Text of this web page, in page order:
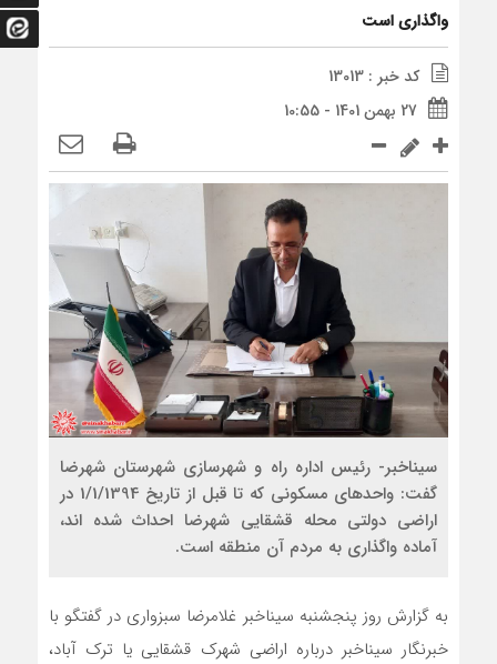
واگذاری است
کد خبر : 13013
27 بهمن 1401 - 10:55
سیناخبر- رئیس اداره راه و شهرسازی شهرستان شهرضا
گفت: واحدهای مسکونی که تا قبل از تاریخ 1/1/1394 در
اراضی دولتی محله قشقایی شهرضا احداث شده اند،
آماده واگذاری به مردم آن منطقه است.
به گزارش روز پنجشنبه سیناخبر غلامرضا سبزواری در گفتگو با
خبرنگار سیناخبر درباره اراضی شهرک قشقایی یا ترک آباد،